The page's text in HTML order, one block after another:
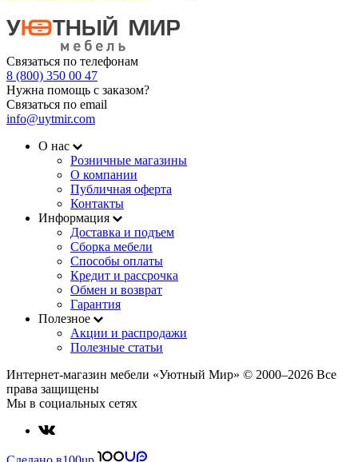
Связаться по телефонам
8 (800) 350 00 47
Нужна помощь с заказом?
Связаться по email
info@uytmir.com
О нас
Розничные магазины
О компании
Публичная оферта
Контакты
Информация
Доставка и подъем
Сборка мебели
Способы оплаты
Кредит и рассрочка
Обмен и возврат
Гарантия
Полезное
Акции и распродажи
Полезные статьи
Интернет-магазин мебели «Уютный Мир» © 2000‒2026 Все
права защищены
Мы в социальных сетях